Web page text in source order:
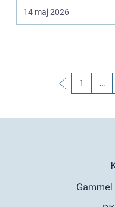
behövs hjä...
14 maj 2026
1 …